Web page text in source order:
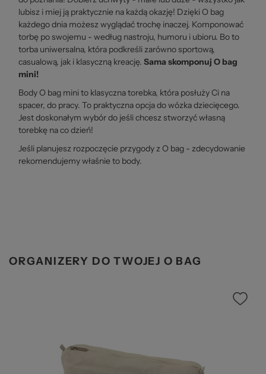
lubisz i miej ją praktycznie na każdą okazję! Dzięki O bag
każdego dnia możesz wyglądać trochę inaczej. Komponować
torbę po swojemu - według nastroju, humoru i ubioru. Bo to
torba uniwersalna, która podkreśli zarówno sportową,
casualową, jak i klasyczną kreację. Sama skomponuj O bag
mini!
Body O bag mini to klasyczna torebka, która posłuży Ci na
spacer, do pracy. To praktyczna opcja do wózka dziecięcego.
Jest doskonałym wybór do jeśli chcesz stworzyć własną
torebkę na co dzień!
Jeśli planujesz rozpoczęcie przygody z O bag - zdecydowanie
rekomendujemy właśnie to body.
ORGANIZERY DO TWOJEJ O BAG